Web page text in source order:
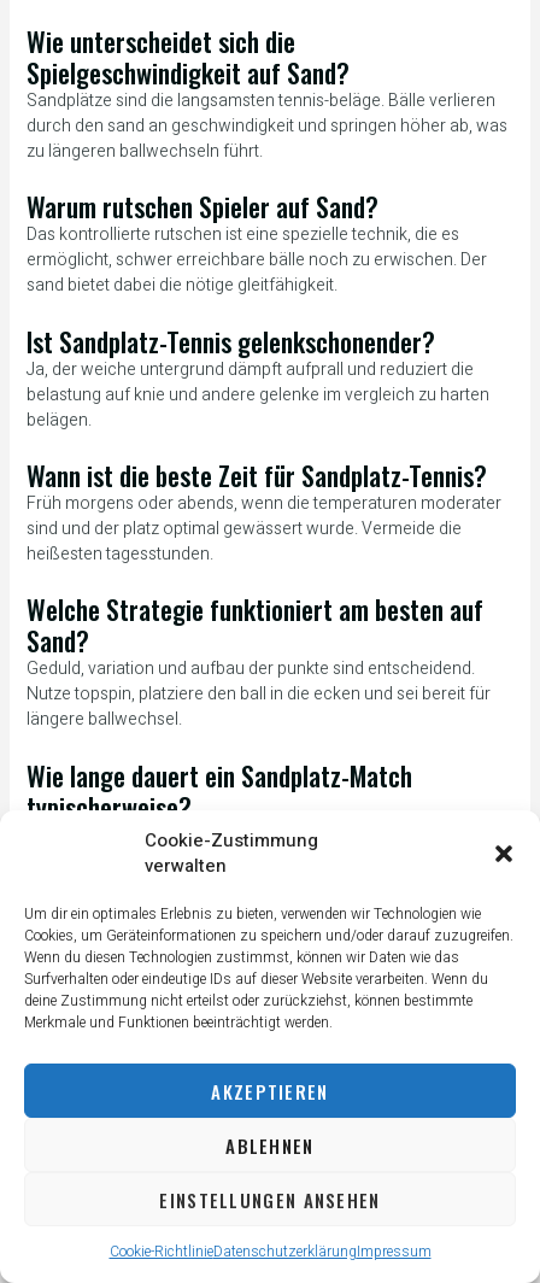
Cookie-Zustimmung
verwalten
Um dir ein optimales Erlebnis zu bieten, verwenden wir Technologien wie
Cookies, um Geräteinformationen zu speichern und/oder darauf zuzugreifen.
Wenn du diesen Technologien zustimmst, können wir Daten wie das
Surfverhalten oder eindeutige IDs auf dieser Website verarbeiten. Wenn du
deine Zustimmung nicht erteilst oder zurückziehst, können bestimmte
Merkmale und Funktionen beeinträchtigt werden.
AKZEPTIEREN
ABLEHNEN
EINSTELLUNGEN ANSEHEN
Cookie-RichtlinieDatenschutzerklärungImpressum
Wie unterscheidet sich die
Spielgeschwindigkeit auf Sand?
Sandplätze sind die langsamsten tennis-beläge. Bälle verlieren
durch den sand an geschwindigkeit und springen höher ab, was
zu längeren ballwechseln führt.
Warum rutschen Spieler auf Sand?
Das kontrollierte rutschen ist eine spezielle technik, die es
ermöglicht, schwer erreichbare bälle noch zu erwischen. Der
sand bietet dabei die nötige gleitfähigkeit.
Ist Sandplatz-Tennis gelenkschonender?
Ja, der weiche untergrund dämpft aufprall und reduziert die
belastung auf knie und andere gelenke im vergleich zu harten
belägen.
Wann ist die beste Zeit für Sandplatz-Tennis?
Früh morgens oder abends, wenn die temperaturen moderater
sind und der platz optimal gewässert wurde. Vermeide die
heißesten tagesstunden.
Welche Strategie funktioniert am besten auf
Sand?
Geduld, variation und aufbau der punkte sind entscheidend.
Nutze topspin, platziere den ball in die ecken und sei bereit für
längere ballwechsel.
Wie lange dauert ein Sandplatz-Match
typischerweise?
Matches auf sand dauern durchschnittlich 20-30% länger als auf
anderen belägen aufgrund der längeren ballwechsel und
FAZIT: DEIN WEG ZUM SANDPLATZ-
ERFOLG
Der Sandplatz bietet eine einzigartige Tennis-Erfahrung, die
Vorzüge dieses traditionellen Belags voll ausschöpfen können.
Deine 3 wichtigsten Erkenntnisse aus diesem
Sandplatz-Tennis ist Geduldsache:Akzeptiere längere
Ballwechsel und baue Punkte systematisch auf
Die richtige Ausrüstung macht den Unterschied: